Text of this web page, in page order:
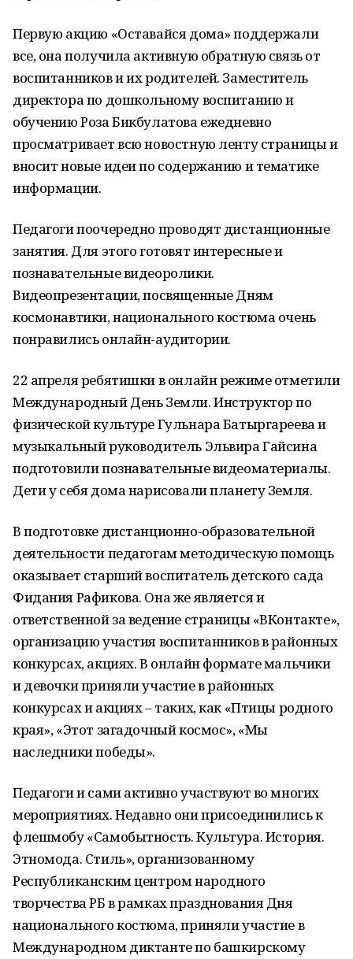
Первую акцию «Оставайся дома» поддержали
все, она получила активную обратную связь от
воспитанников и их родителей. Заместитель
директора по дошкольному воспитанию и
обучению Роза Бикбулатова ежедневно
просматривает всю новостную ленту страницы и
вносит новые идеи по содержанию и тематике
информации.
Педагоги поочередно проводят дистанционные
занятия. Для этого готовят интересные и
познавательные видеоролики.
Видеопрезентации, посвященные Дням
космонавтики, национального костюма очень
понравились онлайн-аудитории.
22 апреля ребятишки в онлайн режиме отметили
Международный День Земли. Инструктор по
физической культуре Гульнара Батыргареева и
музыкальный руководитель Эльвира Гайсина
подготовили познавательные видеоматериалы.
Дети у себя дома нарисовали планету Земля.
В подготовке дистанционно-образовательной
деятельности педагогам методическую помощь
оказывает старший воспитатель детского сада
Фидания Рафикова. Она же является и
ответственной за ведение страницы «ВКонтакте»,
организацию участия воспитанников в районных
конкурсах, акциях. В онлайн формате мальчики
и девочки приняли участие в районных
конкурсах и акциях – таких, как «Птицы родного
края», «Этот загадочный космос», «Мы
наследники победы».
Педагоги и сами активно участвуют во многих
мероприятиях. Недавно они присоединились к
флешмобу «Самобытность. Культура. История.
Этномода. Стиль», организованному
Республиканским центром народного
творчества РБ в рамках празднования Дня
национального костюма, приняли участие в
Международном диктанте по башкирскому